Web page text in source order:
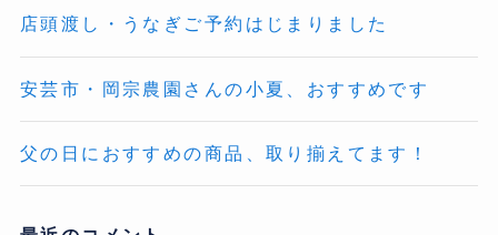
店頭渡し・うなぎご予約はじまりました
安芸市・岡宗農園さんの小夏、おすすめです
父の日におすすめの商品、取り揃えてます！